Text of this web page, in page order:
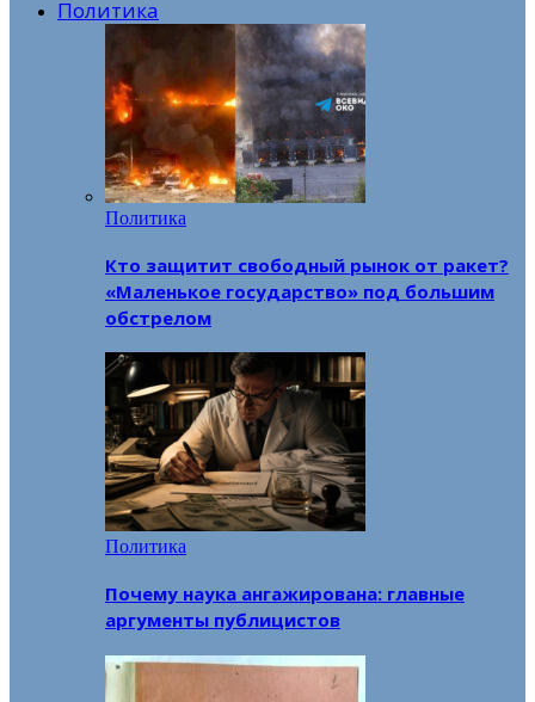
Политика
Политика
Кто защитит свободный рынок от ракет?
«Маленькое государство» под большим
обстрелом
Политика
Почему наука ангажирована: главные
аргументы публицистов